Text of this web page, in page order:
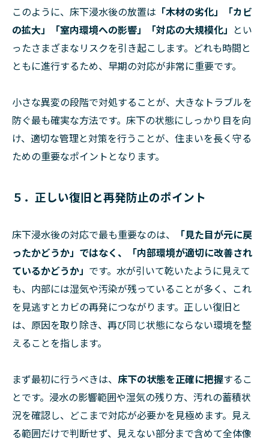
このように、床下浸水後の放置は 「木材の劣化」「カビ
の拡大」「室内環境への影響」「対応の大規模化」 とい
ったさまざまなリスクを引き起こします。どれも時間と
ともに進行するため、早期の対応が非常に重要です。
小さな異変の段階で対処することが、大きなトラブルを
防ぐ最も確実な方法です。床下の状態にしっかり目を向
け、適切な管理と対策を行うことが、住まいを長く守る
ための重要なポイントとなります。
５．正しい復旧と再発防止のポイント
床下浸水後の対応で最も重要なのは、
「見た目が元に戻
ったかどうか」ではなく、「内部環境が適切に改善され
ているかどうか」 です。水が引いて乾いたように見えて
も、内部には湿気や汚染が残っていることが多く、これ
を見逃すとカビの再発につながります。正しい復旧と
は、原因を取り除き、再び同じ状態にならない環境を整
えることを指します。
まず最初に行うべきは、 床下の状態を正確に把握するこ
とです。浸水の影響範囲や湿気の残り方、汚れの蓄積状
況を確認し、どこまで対応が必要かを見極めます。見え
る範囲だけで判断せず、見えない部分まで含めて全体像